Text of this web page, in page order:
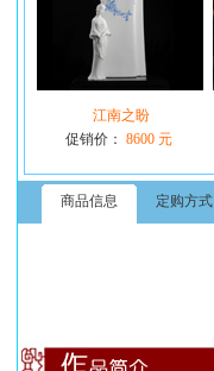
江南之盼
促销价： 8600 元
商品信息 定购方式